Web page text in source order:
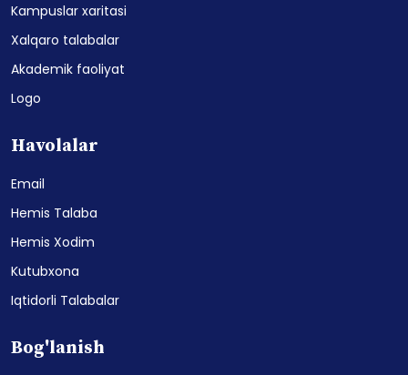
Kampuslar xaritasi
Xalqaro talabalar
Akademik faoliyat
Logo
Havolalar
Email
Hemis Talaba
Hemis Xodim
Kutubxona
Iqtidorli Talabalar
Bog'lanish